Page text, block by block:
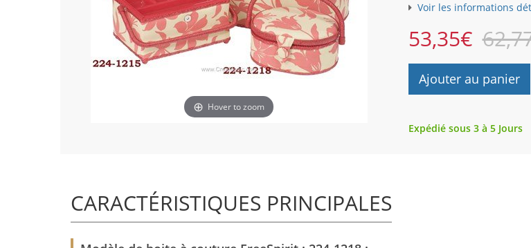
Hover to zoom
Voir les informations
53,35€
Ajouter au panier
Expédié sous 3 à 5 Jours
CARACTÉRISTIQUES PRINCIPALES